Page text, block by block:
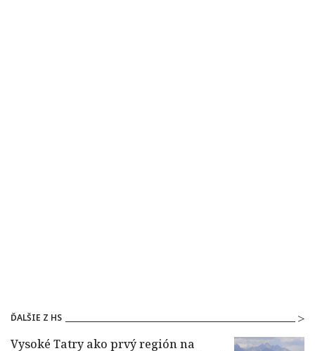
ĎALŠIE Z HS
Vysoké Tatry ako prvý región na